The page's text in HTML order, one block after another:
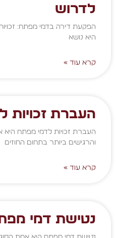
לדרוש
הפקעת דירה בדמי מפתח:
היא נושא
קרא עוד »
העברת זכויות
העברת זכויות לדמי מפתח היא
והרגישים ביותר בתחום החוזים
קרא עוד »
נטישת דמי